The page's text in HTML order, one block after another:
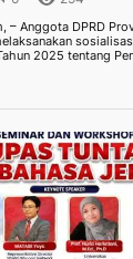
– Anggota DPRD
2025 tentang